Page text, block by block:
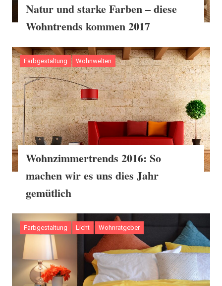
Natur und starke Farben – diese
Wohntrends kommen 2017
Farbgestaltung Wohnwelten
Wohnzimmertrends 2016: So
machen wir es uns dies Jahr
gemütlich
Farbgestaltung Licht Wohnratgeber